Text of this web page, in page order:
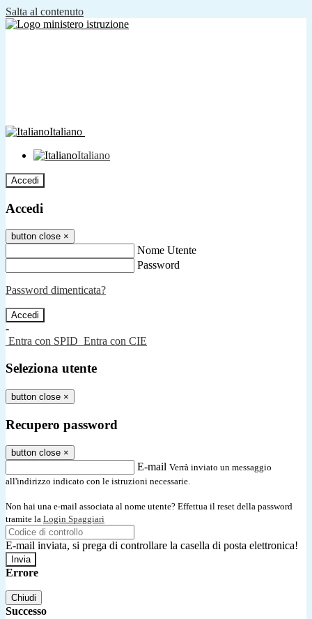
Salta al contenuto
Italiano
Italiano
Accedi
Accedi
button close ×
Nome Utente
Password
Password dimenticata?
-
Entra con SPID Entra con CIE
Seleziona utente
button close ×
Recupero password
button close ×
E-mail Verrà inviato un messaggio
all'indirizzo indicato con le istruzioni necessarie.
Non hai una e-mail associata al nome utente? Effettua il reset della password
tramite la Login Spaggiari
E-mail inviata, si prega di controllare la casella di posta elettronica!
Errore
Chiudi
Successo